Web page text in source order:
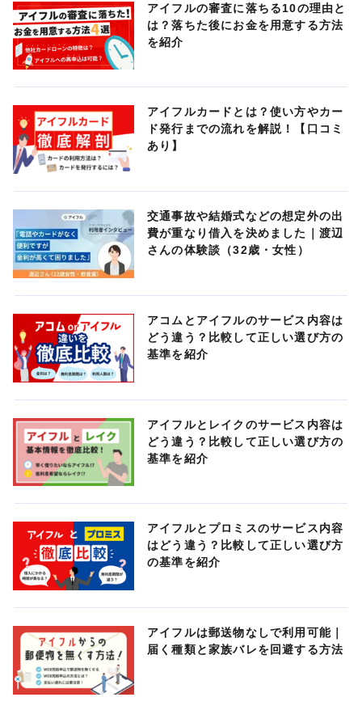
アイフルの審査に落ちる10の理由と
は？落ちた後にお金を用意する方法
を紹介
アイフルカードとは？使い方やカー
ド発行までの流れを解説！【口コミ
あり】
交通事故や結婚式などの想定外の出
費が重なり借入を決めました｜渡辺
さんの体験談（32歳・女性）
アコムとアイフルのサービス内容は
どう違う？比較して正しい選び方の
基準を紹介
アイフルとレイクのサービス内容は
どう違う？比較して正しい選び方の
基準を紹介
アイフルとプロミスのサービス内容
はどう違う？比較して正しい選び方
の基準を紹介
アイフルは郵送物なしで利用可能｜
届く種類と家族バレを回避する方法